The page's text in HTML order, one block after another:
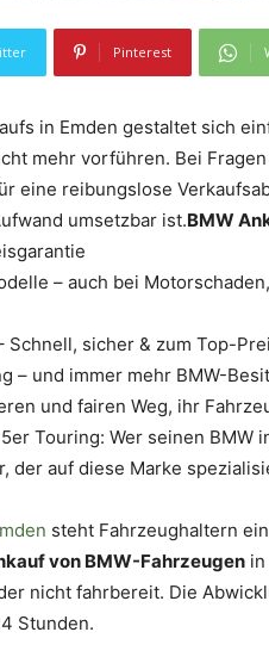
Pinterest
in Emden gestaltet sich
mehr vorführen. Bei
eine reibungslose
umsetzbar ist.BMW
– auch bei
Schnell, sicher & zum Top-
– und immer mehr BMW-
und fairen Weg, ihr
Touring: Wer seinen BMW
der auf diese Marke
steht Fahrzeughaltern
von BMW-Fahrzeugen
nicht fahrbereit. Die
Stunden.